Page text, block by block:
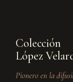
Colección
López
Pionero en la